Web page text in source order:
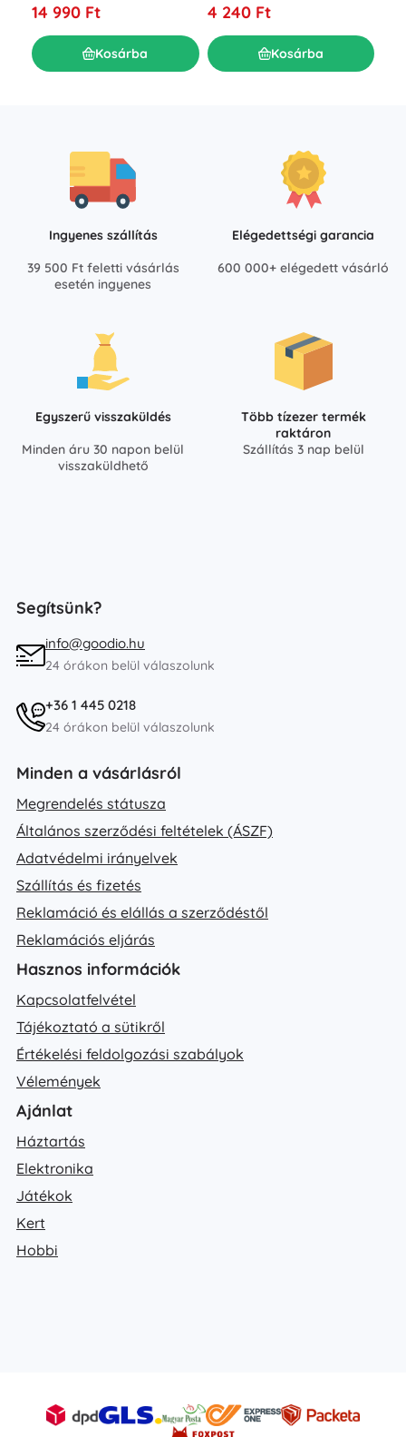
14 990 Ft
Kosárba
4 240 Ft
Kosárba
Ingyenes szállítás
39 500 Ft feletti vásárlás
esetén ingyenes
Elégedettségi garancia
600 000+ elégedett vásárló
Egyszerű visszaküldés
Minden áru 30 napon belül
visszaküldhető
Több tízezer termék
raktáron
Szállítás 3 nap belül
Segítsünk?
info@goodio.hu
24 órákon belül válaszolunk
+36 1 445 0218
24 órákon belül válaszolunk
Minden a vásárlásról
Megrendelés státusza
Általános szerződési feltételek (ÁSZF)
Adatvédelmi irányelvek
Szállítás és fizetés
Reklamáció és elállás a szerződéstől
Reklamációs eljárás
Hasznos információk
Kapcsolatfelvétel
Tájékoztató a sütikről
Értékelési feldolgozási szabályok
Vélemények
Ajánlat
Háztartás
Elektronika
Játékok
Kert
Hobbi